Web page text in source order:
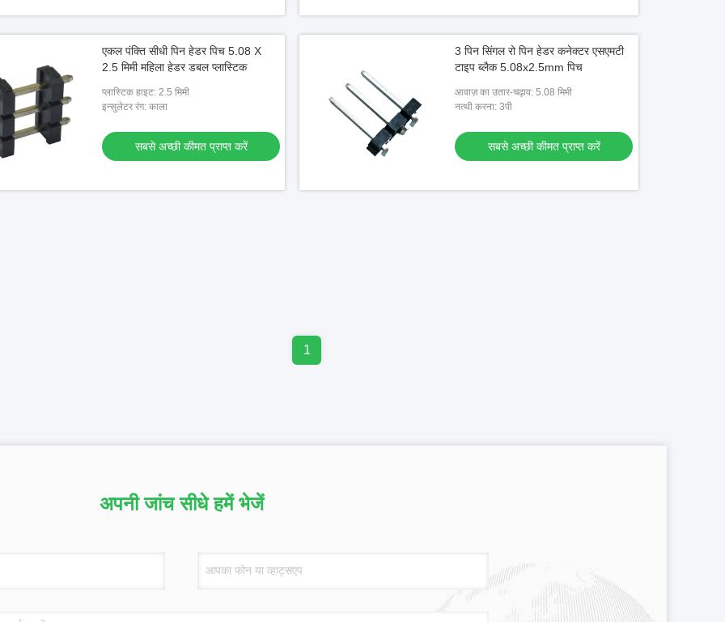
एकल पंक्ति सीधी पिन हेडर पिच 5.08 X
2.5 मिमी महिला हेडर डबल प्लास्टिक
प्लास्टिक हाइट: 2.5 मिमी
इन्सुलेटर रंग: काला
सबसे अच्छी कीमत प्राप्त करें
3 पिन सिंगल रो पिन हेडर कनेक्टर एसएमटी
टाइप ब्लैक 5.08x2.5mm पिच
आवाज़ का उतार-चढ़ाव: 5.08 मिमी
नत्थी करना: 3पी
सबसे अच्छी कीमत प्राप्त करें
1
अपनी जांच सीधे हमें भेजें